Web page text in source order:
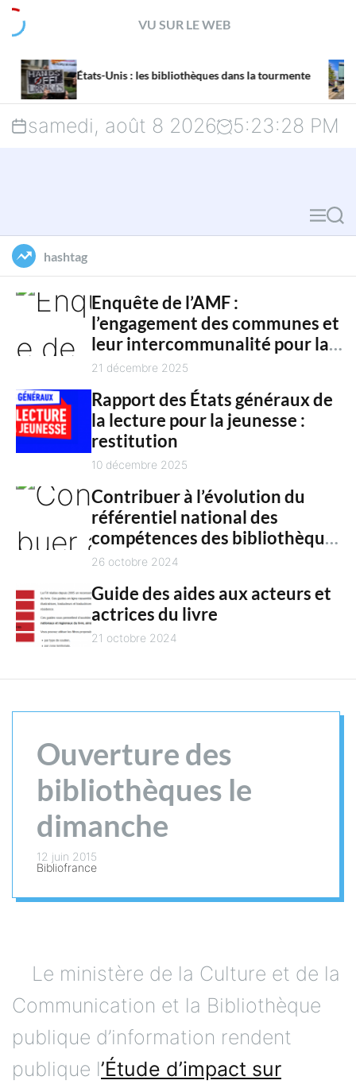
p
o
n
VU SUR LE WEB
Unis : les bibliothèques dans la tourmente
La mission
menacée par
samedi, août 8 2026 5:23:29 PM
M
n
S
a
c
h
hashtag
Enquête de l’AMF :
l’engagement des communes et
leur intercommunalité pour la
culture en 2025
21 décembre 2025
Rapport des États généraux de
la lecture pour la jeunesse :
restitution
10 décembre 2025
Contribuer à l’évolution du
référentiel national des
compétences des bibliothèques
territoriales
26 octobre 2024
Guide des aides aux acteurs et
actrices du livre
21 octobre 2024
Ouverture des
bibliothèques le
dimanche
12 juin 2015
Bibliofrance
Le ministère de la Culture et de la
Communication et la Bibliothèque
publique d’information rendent
publique l’Étude d’impact sur